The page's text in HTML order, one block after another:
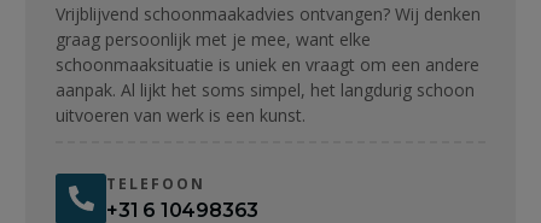
Vrijblijvend schoonmaakadvies ontvangen? Wij denken
graag persoonlijk met je mee, want elke
schoonmaaksituatie is uniek en vraagt om een andere
aanpak. Al lijkt het soms simpel, het langdurig schoon
uitvoeren van werk is een kunst.
TELEFOON
+31 6 10498363